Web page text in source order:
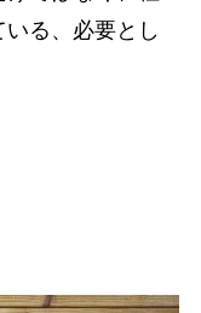
る、必要とし